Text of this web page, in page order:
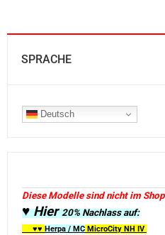
SPRACHE
Deutsch
Diese Modelle sind nicht im Shop
♥ Hier20% Nachlass auf:
♥♥ Herpa / MC MicroCity NH IV